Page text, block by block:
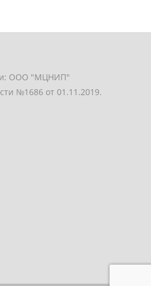
ООО "МЦНИП"
№1686 от 01.11.2019.